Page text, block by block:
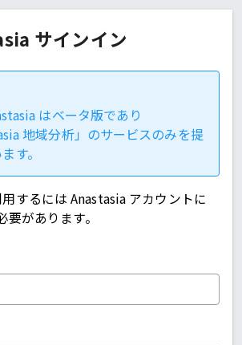
サインイン
はベータ版であり
地域分析」のサービスのみを提
す。
するには Anastasia アカウントに
があります。